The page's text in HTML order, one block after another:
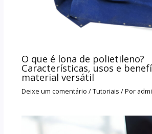
O que é lona de polietileno?
Características, usos e
material versátil
Deixe um comentário /Tutoriais / Por